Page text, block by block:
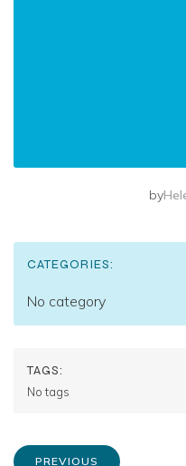
by
CATEGORIES:
No category
TAGS:
No tags
PREVIOUS